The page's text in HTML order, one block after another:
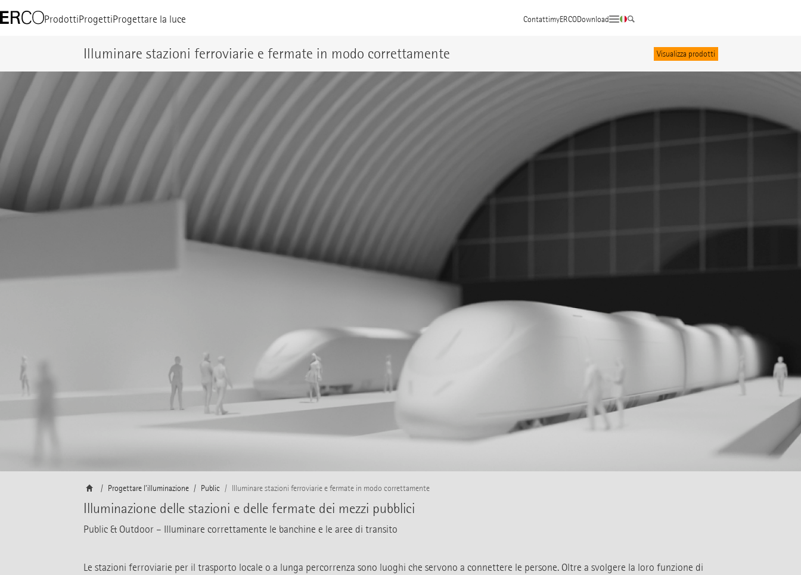
ProdottiProgettiProgettare la luce ContattimyERCODownload
Illuminare stazioni ferroviarie e fermate in modo correttamente Visualizza prodotti
Progettare l’illuminazione Public Illuminare stazioni ferroviarie e fermate in modo correttamente
Illuminazione delle stazioni e delle fermate dei mezzi pubblici
Public & Outdoor – Illuminare correttamente le banchine e le aree di transito
Le stazioni ferroviarie per il trasporto locale o a lunga percorrenza sono luoghi che servono a connettere le persone. Oltre a svolgere la loro funzione di